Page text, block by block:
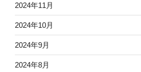
2024年11月
2024年10月
2024年9月
2024年8月